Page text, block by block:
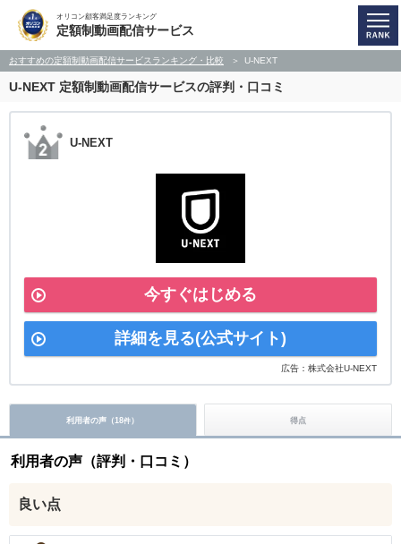
オリコン顧客満足度ランキング
定額制動画配信サービス
おすすめの定額制動画配信サービスランキング・比較 U-NEXT
U-NEXT 定額制動画配信サービスの評判・口コミ
U-NEXT
今すぐはじめる
詳細を見る(公式サイト)
広告：株式会社U-NEXT
利用者の声（18件） 得点
利用者の声（評判・口コミ）
良い点